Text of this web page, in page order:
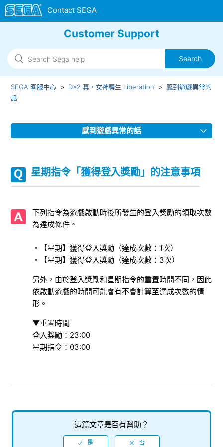
Customer Support
SEGA 客服中心 D×2 真・女神轉生 Liberation
感到遊戲異常的
話
感到遊戲異常的話
【重要】Google Play商店未出現「更新」無法更新版本
[1/7 17:50 更新] iOS版應用程式停止，無法進行遊戲的問題
顯示「尚未開放此功能。」
出現「無法取得資料」的訊息
關於琪莎娜升到50等技能點數仍不足的問題
星期指令「獲得登入獎勵」的注意事項
烙印盒未反映在烙印一覽中
分歧未來：關於已存在的技能
星期指令「獲得登入獎勵」的注意事項
下列指令為遊戲啟動時後所發生的登入獎勵的領取次數
為達成條件。
・【星期】獲得登入獎勵（達成次數：1次）
・【星期】獲得登入獎勵（達成次數：3次）
另外，由於登入獎勵和星期指令的重置時間不同，因此
依啟動遊戲的時間可能會有不會計算至達成次數的情
形。
▼重置時間
登入獎勵：23:00
星期指令：03:00
這篇文章是否有幫助？